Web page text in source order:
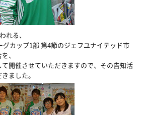
れる、
カップ1部 第4節のジェフユナイテッド市
、
開催させていただきますので、その告知活
ました。